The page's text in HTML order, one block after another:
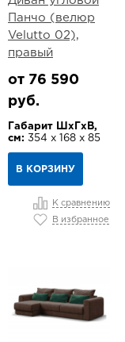
Панчо (велюр
Velutto 02),
правый
от 76 590
руб.
Габарит ШхГхВ,
см: 354 х 168 х 85
В КОРЗИНУ
К сравнению
В избранное